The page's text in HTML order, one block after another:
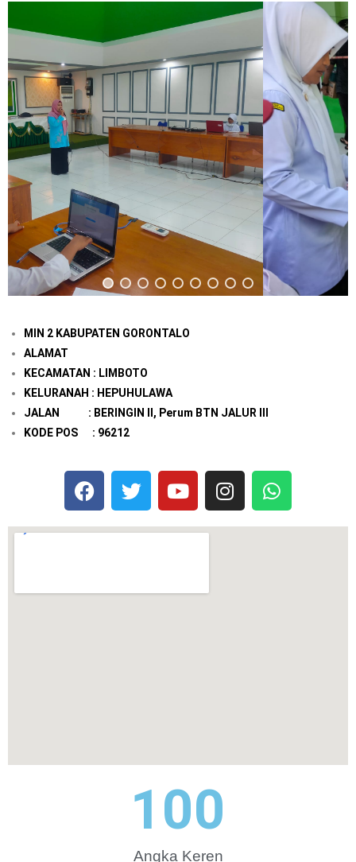
MIN 2 KABUPATEN GORONTALO
ALAMAT
KECAMATAN : LIMBOTO
KELURANAH : HEPUHULAWA
JALAN : BERINGIN II, Perum BTN JALUR III
KODE POS : 96212
Angka Keren
100